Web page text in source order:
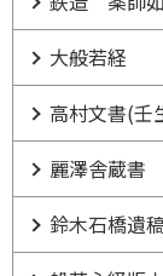
大般若経
高村文書(壬
麗澤舎蔵書
鈴木石橋遺